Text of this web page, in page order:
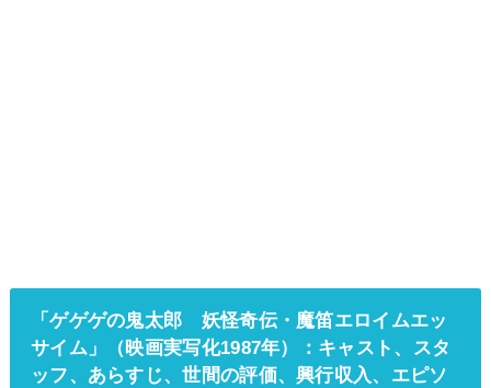
「ゲゲゲの鬼太郎 妖怪奇伝・魔笛エロイムエッ
サイム」（映画実写化1987年）： キャスト、スタ
ッフ、あらすじ、世間の評価、興行収入、エピソ